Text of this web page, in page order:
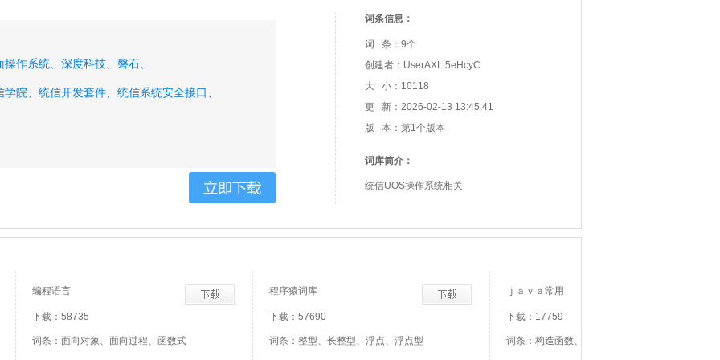
作系统、 深度科技、 磐石、
学院、 统信开发套件、 统信系统安全接口、
词条信息：
词 条：9个
创建者：UserAXLt5eHcyC
大 小：10118
更 新：2026-02-13 13:45:41
版 本：第1个版本
词库简介：
统信UOS操作系统相关
编程语言
下载：58735
词条：面向对象、面向过程、函数式
程序猿词库
下载：57690
词条：整型、长整型、浮点、浮点型
ｊａｖａ常用
下载：17759
词条：构造函数、一般函数、初始化